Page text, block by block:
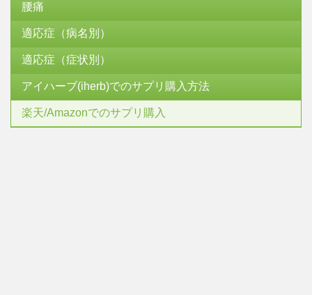
腰痛
適応症（病名別）
適応症（症状別）
アイハーブ(iherb)でのサプリ購入方法
楽天/Amazonでのサプリ購入